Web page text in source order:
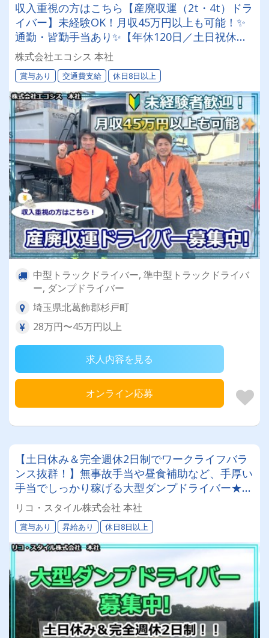
収入重視の方はこちら【産廃収運（2t・4t）ドラ
イバー】未経験OK！月収45万円以上も可能！✨
通勤・皆勤手当あり✨【年休120日／土日祝休み
可】
株式会社エコシス 本社
賞与あり 交通費支給 休日8日以上
中型トラックドライバー, 準中型トラックドライバ
ー, ダンプドライバー
埼玉県北葛飾郡杉戸町
28万円〜45万円以上
求人内容を見る
オンライン応募
【土日休み＆完全週休2日制でワークライフバラ
ンス抜群！】無事故手当や昼食補助など、手厚い
手当でしっかり稼げる大型ダンプドライバー★★
髪型・ヒゲ自由！実務経験不問★★
リコ・スタイル株式会社 本社
賞与あり 昇給あり 休日8日以上